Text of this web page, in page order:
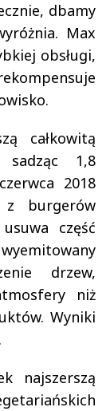
dbamy
Max
obsługi,
całkowitą
sadząc 1,8
2018
z burgerów
część
drzew,
niż
Wyniki
najszerszą